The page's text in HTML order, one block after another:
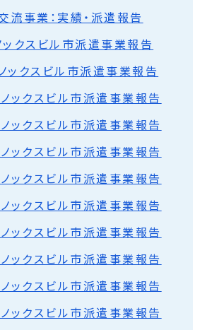
流事業：実績・派遣報告
クスビル市派遣事業報告
ックスビル市派遣事業報告
ックスビル市派遣事業報告
ックスビル市派遣事業報告
ックスビル市派遣事業報告
ックスビル市派遣事業報告
ックスビル市派遣事業報告
ックスビル市派遣事業報告
ックスビル市派遣事業報告
ックスビル市派遣事業報告
ックスビル市派遣事業報告